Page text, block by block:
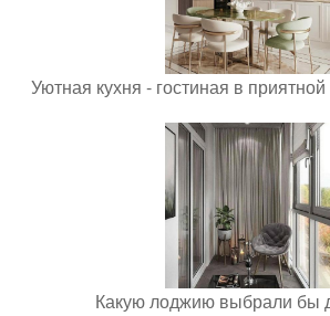
Уютная кухня - гостиная в
Какую лоджию выбрали бы